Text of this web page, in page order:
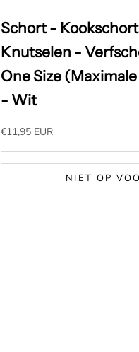
Schort -
Knutselen -
One Size
- Wit
Aanbiedingsprijs
€11,95 EUR
NIET OP